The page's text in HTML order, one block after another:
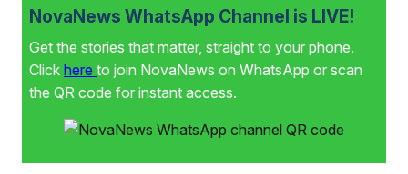
NovaNews WhatsApp Channel is LIVE!
Get the stories that matter, straight to your phone.
Click here to join NovaNews on WhatsApp or scan
the QR code for instant access.